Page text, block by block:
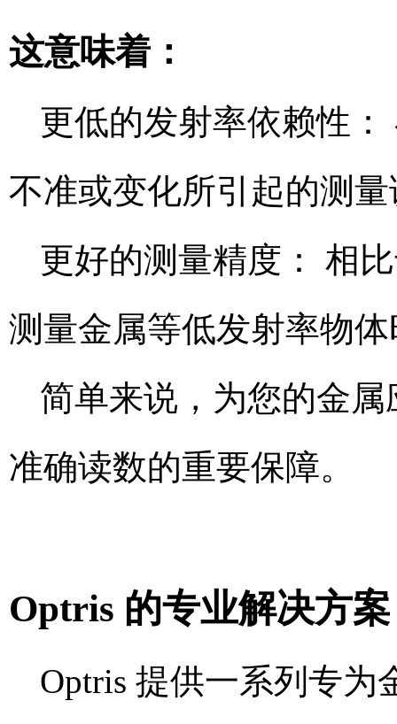
这意味着：
更低的发射率依赖性
不准或变化所引起的测
更好的测量精度： 相
测量金属等低发射率物
简单来说，为您的金
准确读数的重要保障。
Optris 的专业解决方案
Optris 提供一系列专